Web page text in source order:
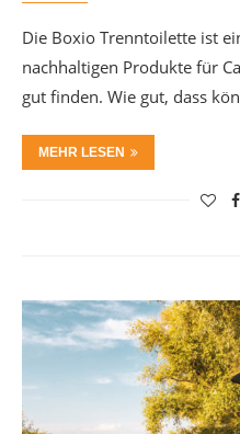
Die Boxio Trenntoilette ist
nachhaltigen Produkte für
gut finden. Wie gut, dass
MEHR LESEN